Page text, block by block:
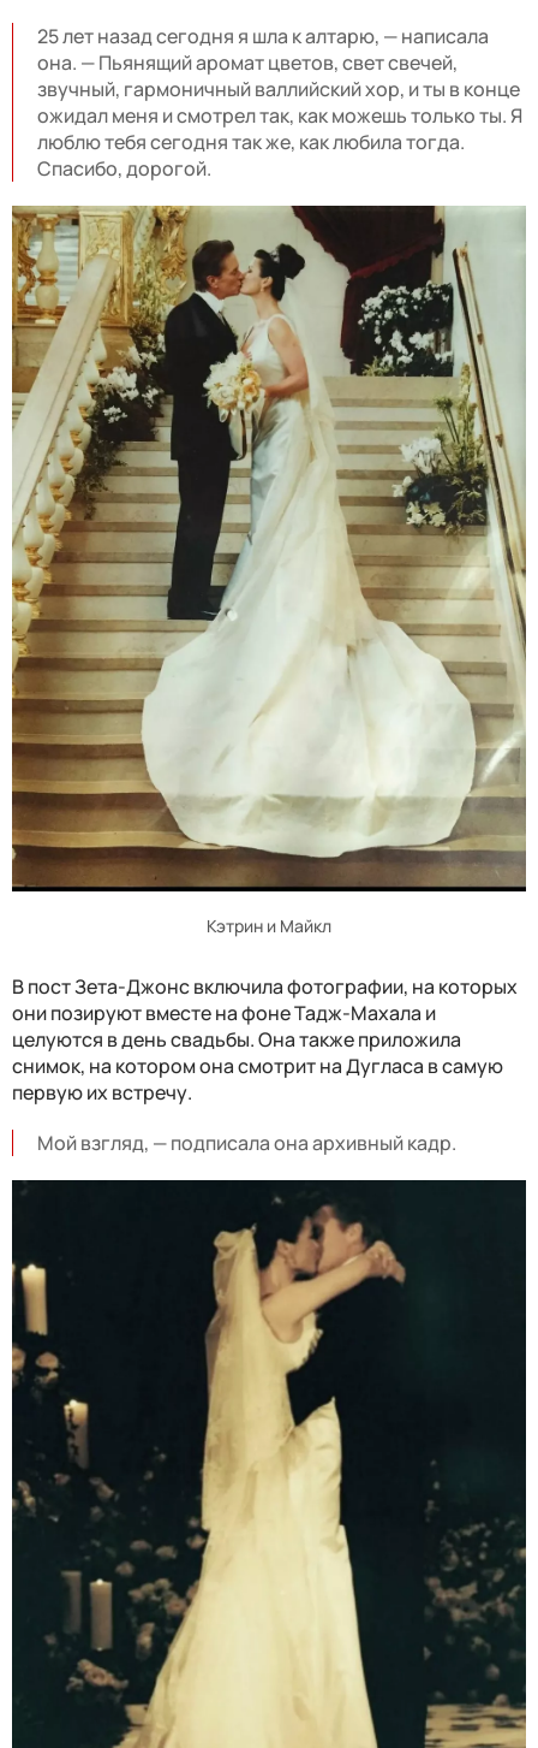
25 лет назад сегодня я шла к алтарю, — написала
она. — Пьянящий аромат цветов, свет свечей,
звучный, гармоничный валлийский хор, и ты в конце
ожидал меня и смотрел так, как можешь только ты. Я
люблю тебя сегодня так же, как любила тогда.
Спасибо, дорогой.
Кэтрин и Майкл
В пост Зета-Джонс включила фотографии, на которых
они позируют вместе на фоне Тадж-Махала и
целуются в день свадьбы. Она также приложила
снимок, на котором она смотрит на Дугласа в самую
первую их встречу.
Мой взгляд, — подписала она архивный кадр.